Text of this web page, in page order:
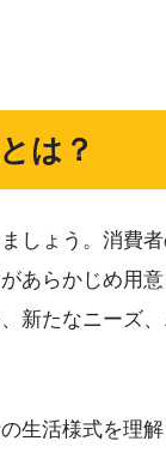
は？
しょう。消費
あらかじめ用
新たなニーズ
生活様式を理